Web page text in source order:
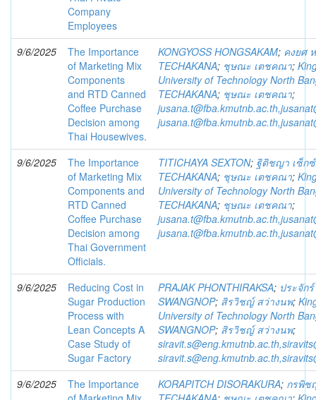
Company
Employees
9/6/2025
The Importance
of Marketing Mix
Components
and RTD Canned
Coffee Purchase
Decision among
Thai Housewives.
KONGYOSS HONGSAKAM; คงยศ
TECHAKANA; ชุษณะ เตชคณา;
University of Technology North
TECHAKANA; ชุษณะ เตชคณา;
9/6/2025
The Importance
of Marketing Mix
Components and
RTD Canned
Coffee Purchase
Decision among
Thai Government
Officials.
TITICHAYA SEXTON; ฐิติชญา เซ็ก
TECHAKANA; ชุษณะ เตชคณา;
University of Technology North
TECHAKANA; ชุษณะ เตชคณา;
9/6/2025
Reducing Cost in
Sugar Production
Process with
Lean Concepts A
Case Study of
Sugar Factory
PRAJAK PHONTHIRAKSA; ประจัก
SWANGNOP; สิรวิชญ์ สว่างนพ;
University of Technology North
SWANGNOP; สิรวิชญ์ สว่างนพ;
9/6/2025
The Importance
KORAPITCH DISORAKURA; กรพิช